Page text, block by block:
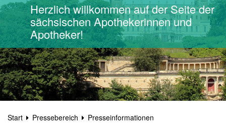
Herzlich willkommen auf der Seite der
sächsischen Apothekerinnen und
Apotheker!
Start Pressebereich Presseinformationen